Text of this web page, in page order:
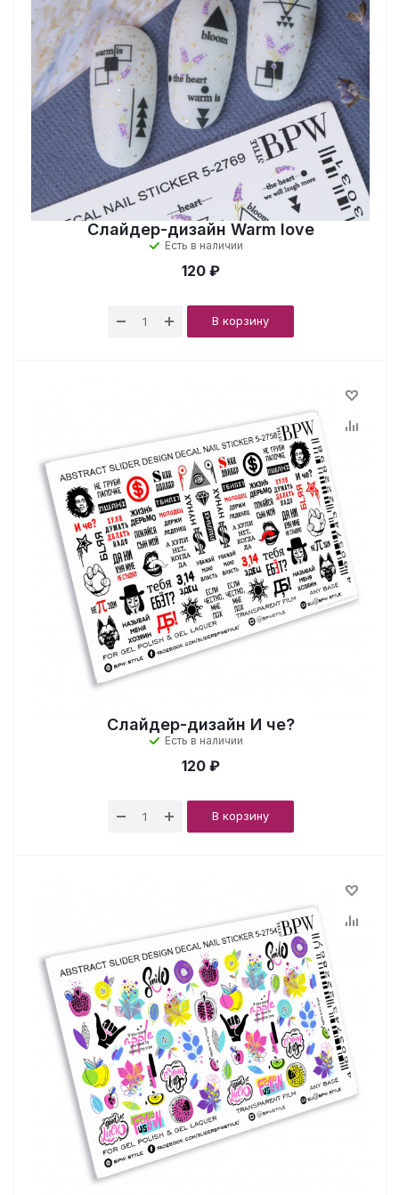
Слайдер-дизайн Warm love
Есть в наличии
120 ₽
В корзину
Слайдер-дизайн И че?
Есть в наличии
120 ₽
В корзину